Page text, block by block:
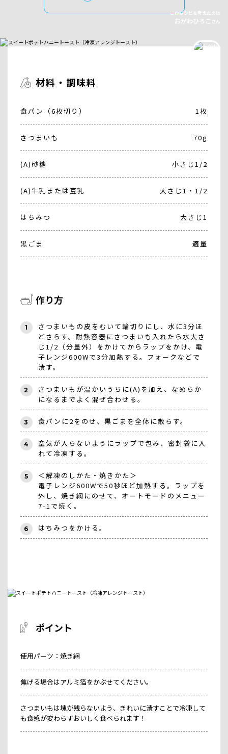
このレシピを考えたのは
おがわひろこ さん
材料・調味料
食パン（6枚切り） 1枚
さつまいも 70g
(A)砂糖 小さじ1/2
(A)牛乳または豆乳 大さじ1・1/2
はちみつ 大さじ1
黒ごま 適量
作り方
1
さつまいもの皮をむいて輪切りにし、水に3分ほ
どさらす。耐熱容器にさつまいも入れたら水大さ
じ1/2（分量外）をかけてからラップをかけ、電
子レンジ600Wで3分加熱する。フォークなどで
潰す。
2
さつまいもが温かいうちに(A)を加え、なめらか
になるまでよく混ぜ合わせる。
3 食パンに2をのせ、黒ごまを全体に散らす。
4
空気が入らないようにラップで包み、密封袋に入
れて冷凍する。
5
＜解凍のしかた・焼きかた＞
電子レンジ600Wで50秒ほど加熱する。ラップを
外し、焼き網にのせて、オートモードのメニュー
7-1で焼く。
6 はちみつをかける。
ポイント
使用パーツ：焼き網
焦げる場合はアルミ箔をかぶせてください。
さつまいもは塊が残らないよう、きれいに潰すことで冷凍して
も食感が変わらずおいしく食べられます！